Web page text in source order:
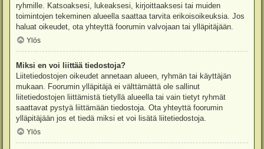
ryhmille. Katsoaksesi, lukeaksesi, kirjoittaaksesi tai muiden
toimintojen tekeminen alueella saattaa tarvita erikoisoikeuksia. Jos
haluat oikeudet, ota yhteyttä foorumin valvojaan tai ylläpitäjään.
Ylös
Miksi en voi liittää tiedostoja?
Liitetiedostojen oikeudet annetaan alueen, ryhmän tai käyttäjän
mukaan. Foorumin ylläpitäjä ei välttämättä ole sallinut
liitetiedostojen liittämistä tietyllä alueella tai vain tietyt ryhmät
saattavat pystyä liittämään tiedostoja. Ota yhteyttä foorumin
ylläpitäjään jos et tiedä miksi et voi lisätä liitetiedostoja.
Ylös